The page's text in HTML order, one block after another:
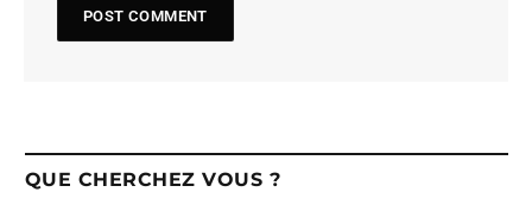
QUE CHERCHEZ VOUS ?